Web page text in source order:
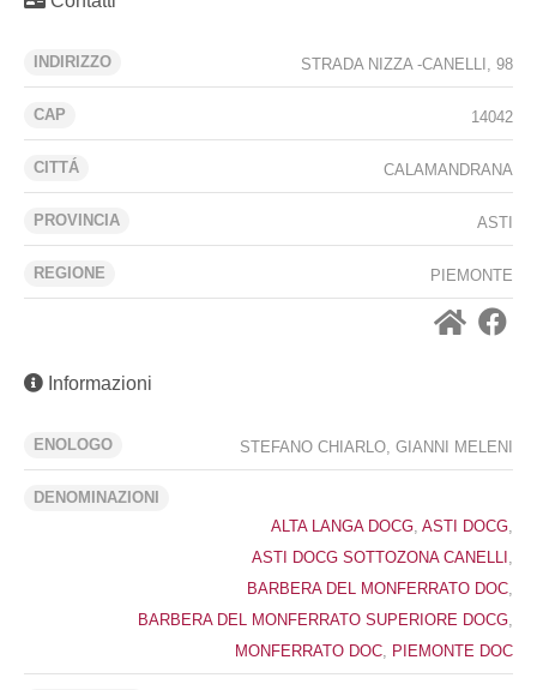
INDIRIZZO STRADA NIZZA -CANELLI, 98
CAP 14042
CITTÁ CALAMANDRANA
PROVINCIA ASTI
REGIONE PIEMONTE
Informazioni
ENOLOGO STEFANO CHIARLO, GIANNI MELENI
DENOMINAZIONI
ALTA LANGA DOCG ASTI DOCG
ASTI DOCG SOTTOZONA CANELLI
BARBERA DEL MONFERRATO DOC
BARBERA DEL MONFERRATO SUPERIORE DOCG
MONFERRATO DOC PIEMONTE DOC